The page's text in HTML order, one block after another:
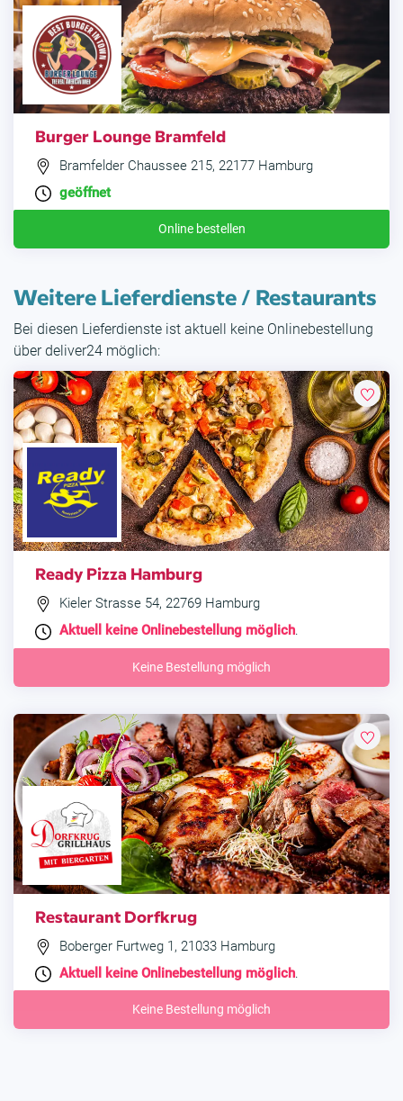
Burger Lounge Bramfeld
Bramfelder Chaussee 215, 22177 Hamburg
geöffnet
Online bestellen
Weitere Lieferdienste / Restaurants
Bei diesen Lieferdienste ist aktuell keine Onlinebestellung
über deliver24 möglich:
Ready Pizza Hamburg
Kieler Strasse 54, 22769 Hamburg
Aktuell keine Onlinebestellung möglich.
Keine Bestellung möglich
Restaurant Dorfkrug
Boberger Furtweg 1, 21033 Hamburg
Aktuell keine Onlinebestellung möglich
Keine Bestellung möglich